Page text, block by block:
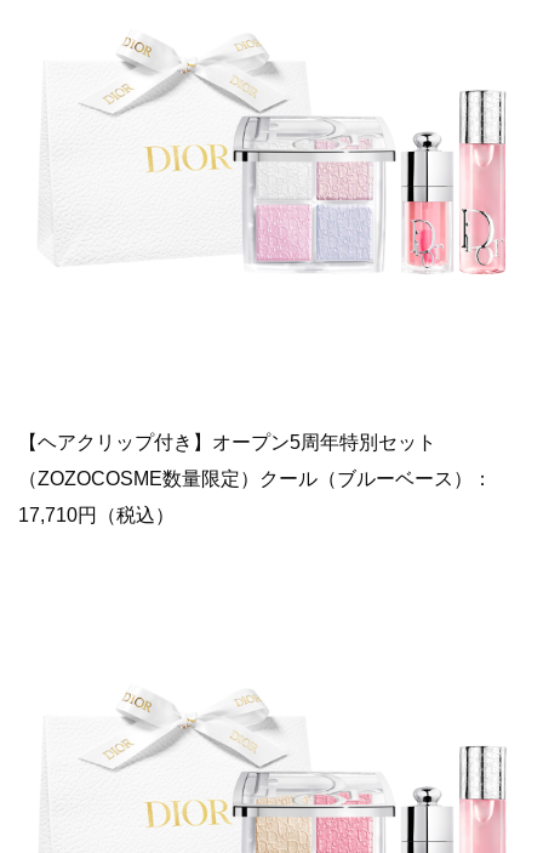
【ヘアクリップ付き】オープン5周年特別セット
（ZOZOCOSME数量限定）クール（ブルーベース）：
17,710円（税込）